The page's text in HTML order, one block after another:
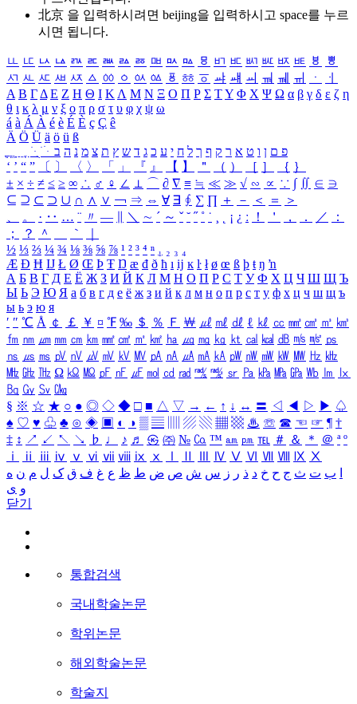
北京 을 입력하시려면 beijing을 입력하시고 space를 누르
시면 됩니다.
ㅥ ㅦ ㅧ ㅨ ㅩ ㅪ ㅫ ㅬ ㅭ ㅮ ㅯ ㅰ ㅱ ㅲ ㅳ ㅴ ㅵ ㅶ ㅷ ㅸ
ㅹ
ㅺ ㅻ ㅼ ㅽ ㅾ ㅿ ㆀ ㆁ ㆂ ㆃ ㆄ ㆅ ㆆ ㆇ ㆈ ㆉ ㆊ ㆋ ㆌ ㆍ
ㆎ
Α Β ΓΔ Ε Ζ Η Θ Ι ΚΛ Μ Ν Ξ Ο Π Ρ Σ ΤΥ Φ Χ Ψ Ω α β γ δ ε ζ η
θ ι κ λ μ ν ξ ο π ρ σ τ υ φ χ ψ ω
á à Á À é è É È ç Ç ê
Ä Ö Ü ä ö ü ß
ִֶֹ ֻּ ׁׂ פ ם ן ו ט א ר ק ף ך ל ח י ע כ ג ד ש ץ ת צ מ נ ה ב
‘ ’ “ ” 〔 〕 〈 〉 「 」 『 』 【 】 ＂ （ ） ［ ］ ｛ ｝
± × ÷ ≠ ≤ ≥ ∞ ∴ ♂ ♀ ∠ ⊥ ⌒ ∂ ∇ ≡ ≒ ≪ ≫ √ ∽ ∝ ∵ ∫ ∬ ∈ ∋
⊆ ⊇ ⊂ ⊃ ∪ ∩ ∧ ∨ ￢ ⇒ ⇔ ∀ ∃ ∮ ∑ ∏ ＋ － ＜ ＝
＞
、
。 · ‥ … ¨ 〃 ― ＼ ∼ ´ ～ ˇ ˘ ˝ ˚ ˙ ¸ ¡ ¿ ː ！ ＇ ， ． ／
：
；
？ ＾ ｀
½ ⅓ ⅔ ¼ ¾ ⅛ ⅜ ⅝ ⅞ ¹ ² ³ ⁴ ⁿ ₁ ₂ ₃ ₄
Æ Ð Ħ Ĳ Ł Ø Œ Þ Ŧ Ŋ æ đ ð ħ ı ĳ ĸ ŀ ł ø œ ß þ ŧ ŋ ŉ
А Б В Г Д Е Ё Ж З И Й К Л М Н О П Р С Т У Ф Х Ц Ч Ш Щ Ъ
Ы Ь Э Ю Я а б в г д е ё ж з и й к л м н о п р с т у ф х ц ч ш щ ъ
ы ь э ю я
′ ″ ℃ Å ￠ ￡ ￥ ¤ ℉ ‰ ＄ ％ Ｆ ￦ ㎕ ㎖ ㎗ ℓ ㎘ ㏄ ㎣ ㎤ ㎥ ㎦
㎙ ㎚ ㎛ ㎜ ㎝ ㎞ ㎟ ㎠ ㎡ ㎢ ㏊ ㎍ ㎎ ㎏ ㏏ ㎈ ㎉ ㏈ ㎧ ㎨ ㎰
㎱ ㎲ ㎳ ㎴ ㎵ ㎶ ㎷ ㎸ ㎹ ㎀ ㎁ ㎂ ㎃ ㎄ ㎺ ㎻ ㎽ ㎾ ㎿ ㎐ ㎑
㎒ ㎓ ㎔ Ω ㏀ ㏁ ㎊ ㎋ ㎌ ㏖ ㏅ ㎭ ㎮ ㎯ ㏛ ㎩ ㎪ ㎫ ㎬ ㏝ ㏐
㏓
㏃ ㏉ ㏜ ㏆
§ ※ ☆ ★ ○ ● ◎ ◇ ◆ □ ■ △ ▽ → ← ↑ ↓ ↔ 〓 ◁ ◀ ▷ ▶ ♤
♠ ♡ ♥ ♧ ♣ ⊙ ◈ ▣ ◐ ◑ ▒ ▤ ▨ ▧ ▦ ▩ ♨ ☏ ☎ ☜ ☞ ¶ †
‡ ↕ ↗ ↙ ↖ ↘ ♭ ♩ ♪ ♬ ㉿ ㈜ № ㏇ ™ ㏂ ㏘ ℡ ＃ ＆ ＊ ＠ ª º
ⅰ
ⅱ ⅲ ⅳ ⅴ ⅵ ⅶ ⅷ ⅸ ⅹ Ⅳ Ⅴ Ⅵ Ⅶ Ⅷ Ⅸ Ⅹ
ب ت ث ج ح خ د ذ ر ز س ش ص ض ط ظ ع غ ف ق ک ل م ن ه
و ی
닫기
통합검색
국내학술논문
학위논문
해외학술논문
학술지